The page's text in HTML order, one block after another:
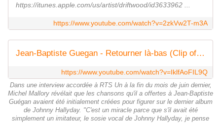
https://itunes.apple.com/us/artist/driftwood/id3633962 ...
https://www.youtube.com/watch?v=2zkVw2T-m3A
Jean-Baptiste Guegan - Retourner là-bas (Clip officiel)
https://www.youtube.com/watch?v=IklfAoFIL9Q
Dans une interview accordée à RTS Un à la fin du mois de juin dernier,
Michel Mallory révélait que les chansons qu'il a offertes à Jean-Baptiste
Guégan avaient été initialement créées pour figurer sur le dernier album
de Johnny Hallyday. "C'est un miracle parce que s'il avait été
simplement un imitateur, le sosie vocal de Johnny Hallyday, je pense